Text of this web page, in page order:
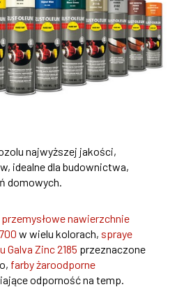
najwyższej jakości,
idealne dla budownictwa,
domowych.
przemysłowe nawierzchnie
w wielu kolorach, spraye
Zinc 2185 przeznaczone
farby żaroodporne
odporność na temp.